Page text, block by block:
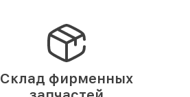
Склад фирменных